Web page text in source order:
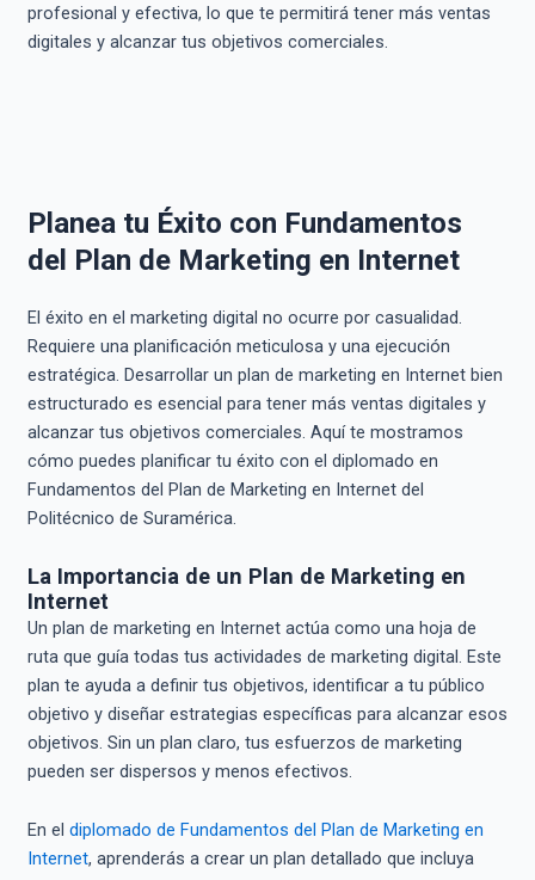
profesional y efectiva, lo que te permitirá tener más ventas
digitales y alcanzar tus objetivos comerciales.
Planea tu Éxito con Fundamentos
del Plan de Marketing en Internet
El éxito en el marketing digital no ocurre por casualidad.
Requiere una planificación meticulosa y una ejecución
estratégica. Desarrollar un plan de marketing en Internet bien
estructurado es esencial para tener más ventas digitales y
alcanzar tus objetivos comerciales. Aquí te mostramos
cómo puedes planificar tu éxito con el diplomado en
Fundamentos del Plan de Marketing en Internet del
Politécnico de Suramérica.
La Importancia de un Plan de Marketing en
Internet
Un plan de marketing en Internet actúa como una hoja de
ruta que guía todas tus actividades de marketing digital. Este
plan te ayuda a definir tus objetivos, identificar a tu público
objetivo y diseñar estrategias específicas para alcanzar esos
objetivos. Sin un plan claro, tus esfuerzos de marketing
pueden ser dispersos y menos efectivos.
En el diplomado de Fundamentos del Plan de Marketing en
Internet, aprenderás a crear un plan detallado que incluya